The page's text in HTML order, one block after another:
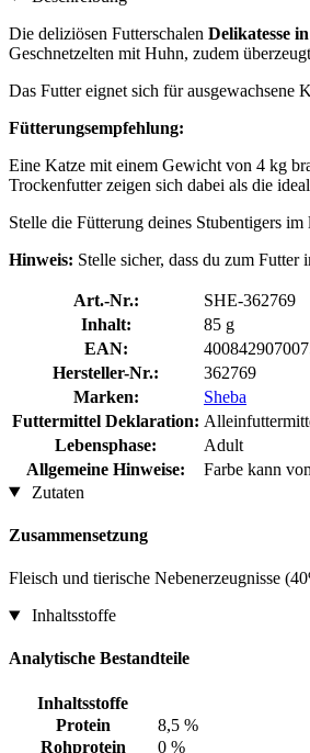
Die deliziösen Futterschalen Delikatesse
Geschnetzelten mit Huhn, zudem
Das Futter eignet sich für ausgewachsene
Fütterungsempfehlung:
Eine Katze mit einem Gewicht von 4 kg
Trockenfutter zeigen sich dabei als die
Stelle die Fütterung deines Stubentigers
Hinweis: Stelle sicher, dass du zum Futter
Art.-Nr.:
SHE-362769
Inhalt:
85 g
EAN:
Hersteller-Nr.:
362769
Marken:
Sheba
Futtermittel Deklaration:
Lebensphase:
Adult
Allgemeine Hinweise:
Farbe kann
Zutaten
Zusammensetzung
Fleisch und tierische Nebenerzeugnisse
Inhaltsstoffe
Analytische Bestandteile
Inhaltsstoffe
Protein
8,5 %
Rohprotein
0 %